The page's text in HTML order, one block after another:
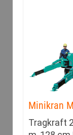
Minikran
Tragkraft